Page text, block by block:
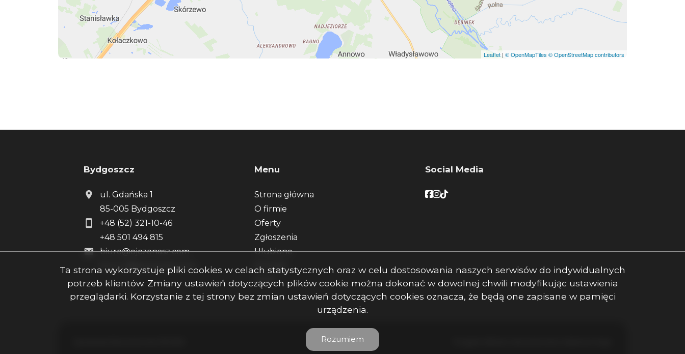
Leaflet | © OpenMapTiles © OpenStreetMap contributors
Bydgoszcz
ul. Gdańska 1
85-005 Bydgoszcz
+48 (52) 321-10-46
+48 501 494 815
biuro@ojczenasz.com
biuro.2@ojczenasz.com
Menu
Strona główna
O firmie
Oferty
Zgłoszenia
Ulubione
Kontakt
Rodo
Social Media
Facebook
Facebook
Facebook
Ta strona wykorzystuje pliki cookies w celach statystycznych oraz w celu dostosowania naszych serwisów do indywidualnych
potrzeb klientów. Zmiany ustawień dotyczących plików cookie można dokonać w dowolnej chwili modyfikując ustawienia
przeglądarki. Korzystanie z tej strony bez zmian ustawień dotyczących cookies oznacza, że będą one zapisane w pamięci
urządzenia.
Rozumiem